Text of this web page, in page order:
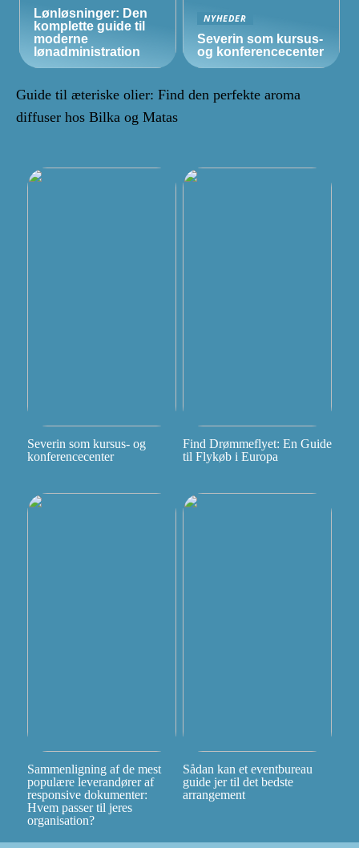
Lønløsninger: Den
komplette guide til
moderne
lønadministration
NYHEDER
Severin som kursus-
og konferencecenter
Guide til æteriske olier: Find den perfekte aroma
diffuser hos Bilka og Matas
Severin som kursus- og
konferencecenter
Find Drømmeflyet: En Guide
til Flykøb i Europa
Sammenligning af de mest
populære leverandører af
responsive dokumenter:
Hvem passer til jeres
organisation?
Sådan kan et eventbureau
guide jer til det bedste
arrangement